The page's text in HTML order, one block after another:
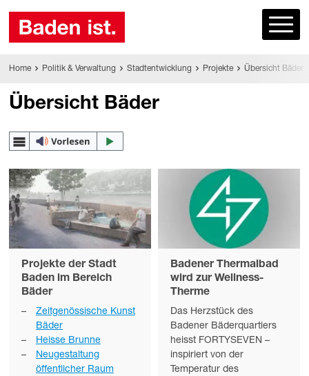
Home Politik & Verwaltung Stadtentwicklung Projekte Übersicht Bäder
Übersicht Bäder
Projekte der Stadt
Baden im Bereich
Bäder
Zeitgenössische Kunst
Bäder
Heisse Brunne
Neugestaltung
öffentlicher Raum
Badener Thermalbad
wird zur Wellness-
Therme
Das Herzstück des
Badener Bäderquartiers
heisst FORTYSEVEN –
inspiriert von der
Temperatur des